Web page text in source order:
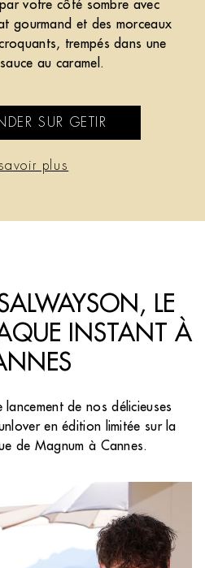
votre côté sombre avec
gourmand et des morceaux
trempés dans une
au caramel.
SUR GETIR
plus
LE
INSTANT À
de nos délicieuses
en édition limitée sur la
de Magnum à Cannes.